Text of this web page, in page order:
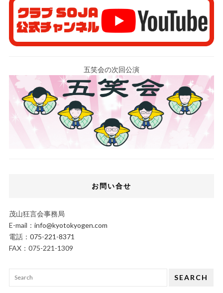
五笑会の次回公演
お問い合せ
茂山狂言会事務局
E-mail： info@kyotokyogen.com
電話： 075-221-8371
FAX：075-221-1309
SEARCH